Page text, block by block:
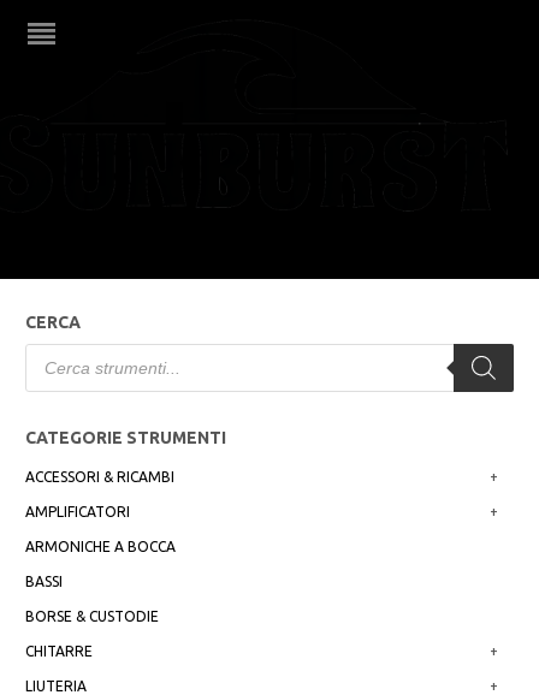
alla tua selezione.
CERCA
Products
search
CATEGORIE STRUMENTI
ACCESSORI & RICAMBI +
AMPLIFICATORI +
ARMONICHE A BOCCA
BASSI
BORSE & CUSTODIE
CHITARRE +
LIUTERIA +